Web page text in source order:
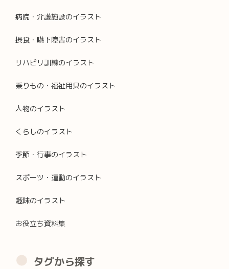
病院・介護施設のイラスト
摂食・嚥下障害のイラスト
リハビリ訓練のイラスト
乗りもの・福祉用具のイラスト
人物のイラスト
くらしのイラスト
季節・行事のイラスト
スポーツ・運動のイラスト
趣味のイラスト
お役立ち資料集
タグから探す